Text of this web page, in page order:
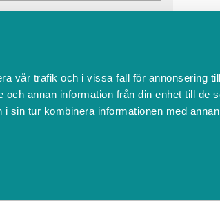
vår trafik och i vissa fall för annonsering
annan information från din enhet till de
tur kombinera informationen med